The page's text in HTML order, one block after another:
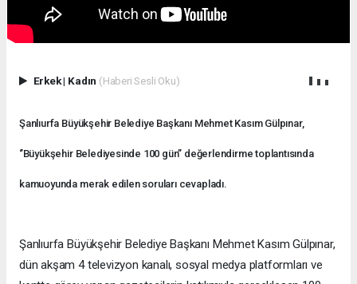
Erkek| Kadın (Haberi Sesli Oku)
Şanlıurfa Büyükşehir Belediye Başkanı Mehmet Kasım Gülpınar,
‘’Büyükşehir Belediyesinde 100 gün’’ değerlendirme toplantısında
kamuoyunda merak edilen soruları cevapladı.
Şanlıurfa Büyükşehir Belediye Başkanı Mehmet Kasım Gülpınar,
dün akşam 4 televizyon kanalı, sosyal medya platformları ve